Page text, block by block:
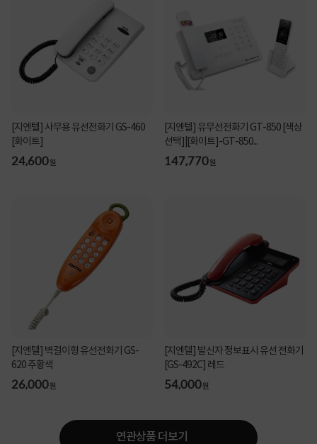
[지엔텔] 사무용 유선전화기 GS-460
[화이트]
24,600원
[지엔텔] 유무선전화기 GT-850 [색상
선택]|[화이트]-GT-850...
147,770원
[지엔텔] 벽걸이형 유선전화기 GS-
620 주황색
26,000원
[지엔텔] 발신자 정보표시 유선 전화기
[GS-492C] 레드
54,000원
연관상품 더보기